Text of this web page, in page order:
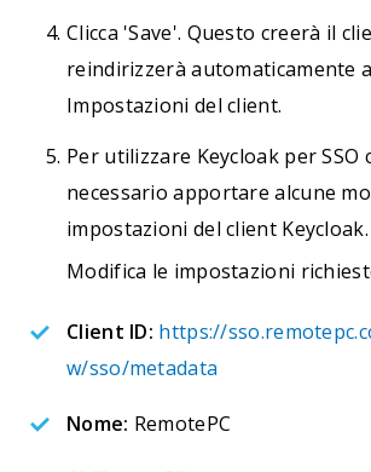
Clicca 'Save'. Questo creerà il
reindirizzerà automaticamente
Impostazioni del client.
Per utilizzare Keycloak per SSO
necessario apportare alcune
impostazioni del client Keycloak.
Modifica le impostazioni
Client ID: https://
w/sso/metadata
Nome: RemotePC